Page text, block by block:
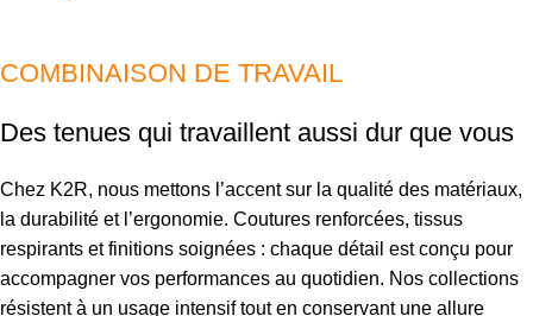
COMBINAISON DE TRAVAIL
Des tenues qui travaillent aussi dur que vous
Chez K2R, nous mettons l’accent sur la qualité des matériaux,
la durabilité et l’ergonomie. Coutures renforcées, tissus
respirants et finitions soignées : chaque détail est conçu pour
accompagner vos performances au quotidien. Nos collections
résistent à un usage intensif tout en conservant une allure